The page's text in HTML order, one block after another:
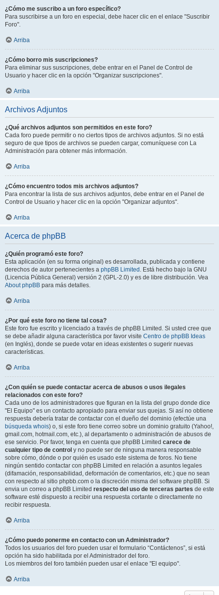
¿Cómo me suscribo a un foro específico?
Para suscribirse a un foro en especial, debe hacer clic en el enlace "Suscribir
Foro".
Arriba
¿Cómo borro mis suscripciones?
Para eliminar sus suscripciones, debe entrar en el Panel de Control de
Usuario y hacer clic en la opción "Organizar suscripciones".
Arriba
Archivos Adjuntos
¿Qué archivos adjuntos son permitidos en este foro?
Cada foro puede permitir o no ciertos tipos de archivos adjuntos. Si no está
seguro de que tipos de archivos se pueden cargar, comuníquese con La
Administración para obtener más información.
Arriba
¿Cómo encuentro todos mis archivos adjuntos?
Para encontrar la lista de sus archivos adjuntos, debe entrar en el Panel de
Control de Usuario y hacer clic en la opción "Organizar adjuntos".
Arriba
Acerca de phpBB
¿Quién programó este foro?
Esta aplicación (en su forma original) es desarrollada, publicada y contiene
derechos de autor pertenecientes a phpBB Limited . Está hecho bajo la GNU
(Licencia Pública General) versión 2 (GPL-2.0) y es de libre distribución. Vea
About phpBB para más detalles.
Arriba
¿Por qué este foro no tiene tal cosa?
Este foro fue escrito y licenciado a través de phpBB Limited. Si usted cree que
se debe añadir alguna característica por favor visite Centro de phpBB Ideas
(en Inglés), donde se puede votar en ideas existentes o sugerir nuevas
características.
Arriba
¿Con quién se puede contactar acerca de abusos o usos ilegales
relacionados con este foro?
Cada uno de los administradores que figuran en la lista del grupo donde dice
"El Equipo" es un contacto apropiado para enviar sus quejas. Si así no obtiene
respuesta debería tratar de contactar con el dueño del dominio (efectúe una
búsqueda whois) o, si este foro tiene correo sobre un dominio gratuito (Yahoo!,
gmail.com, hotmail.com, etc.), al departamento o administración de abusos de
ese servicio. Por favor, tenga en cuenta que phpBB Limited carece de
cualquier tipo de control y no puede ser de ninguna manera responsable
sobre cómo, dónde o por quién es usado este sistema de foros. No tiene
ningún sentido contactar con phpBB Limited en relación a asuntos legales
(difamación, responsabilidad, deformación de comentarios, etc.) que no sean
con respecto al sitio phpbb.com o la discreción misma del software phpBB. Si
envia un correo a phpBB Limited respecto del uso de terceras partes de este
software esté dispuesto a recibir una respuesta cortante o directamente no
recibir respuesta.
Arriba
¿Cómo puedo ponerme en contacto con un Administrador?
Todos los usuarios del foro pueden usar el formulario “Contáctenos”, si está
opción ha sido habilitada por el Administrador del foro.
Los miembros del foro también pueden usar el enlace "El equipo".
Arriba